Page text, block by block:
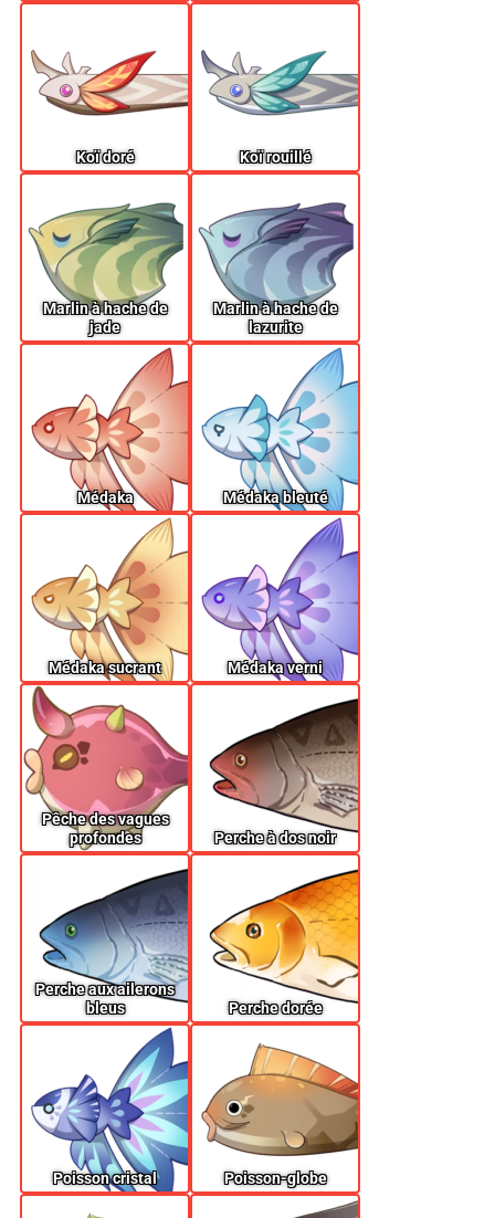
Koï doré Koï rouillé
Marlin à hache de
jade
Marlin à hache de
lazurite
Médaka Médaka bleuté
Médaka sucrant Médaka verni
Pêche des vagues
profondes
Perche à dos noir
Perche aux ailerons
bleus
Perche dorée
Poisson cristal Poisson-globe